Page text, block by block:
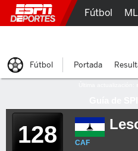
128
CAF
Fútbol
Fútbol Portada